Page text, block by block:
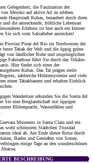
Gelegenheit, die Faszination der
Mexiko auf aktive Art zu erleben.
Hauptstadt Kubas, bezaubert durch ihren
und die ansteckende, fröhliche Lebensart
Erlebnis ist hier auch ein kleiner
Sie sich vom Salsafieber anstecken!
Provinz Pinar del Rio im Nordwesten der
beste Tabak der Welt und die üppig grüne
von ländlicher Ruhe und ursprünglichen
Fahrradtour führt Sie durch das Viñales-
Hier findet sich eines der
Kubas. Das Tal prägen steile
zahlreiche Höhlensysteme und viele
einen Tabakbauern und erhalten Einblick
Wandertour erkunden Sie die Sierra del
Sie eine Berglandschaft mit üppigen
Blütenpracht, Wasserfällen und
Museums in Santa Clara und ein
wohl schönstem Städtchen Trinidad
ideal ab. Am Ende dieser Reise durch
Baden und Genießen von Sonne,
einige Tage an den wunderschönen
BESCHREIBUNG